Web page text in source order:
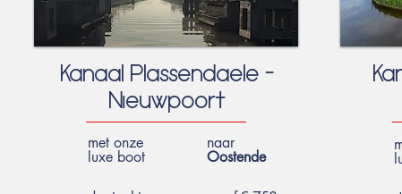
Kanaal Plassendaele -
Nieuwpoort
met onze
luxe boot
naar
Oostende